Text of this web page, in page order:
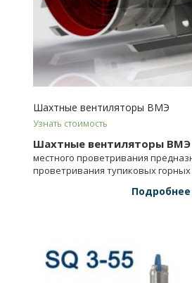
Шахтные вентиляторы ВМЭ
Узнать стоимость
Шахтные вентиляторы ВМЭ
местного проветривания
проветривания тупиковых
Подробнее